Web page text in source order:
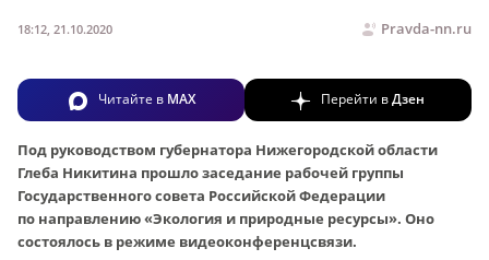
Pravda-nn.ru
18:12, 21.10.2020
Читайте в MAX Перейти вДзен
Под руководством губернатора Нижегородской области
Глеба Никитина прошло заседание рабочей группы
Государственного совета Российской Федерации
по направлению «Экология и природные ресурсы». Оно
состоялось в режиме видеоконференцсвязи.